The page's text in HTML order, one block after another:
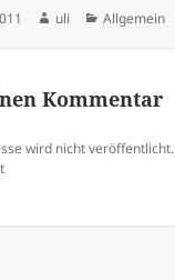
Autor
uli Kategorien
Allgemein
Kommentar
wird nicht veröffentlicht.